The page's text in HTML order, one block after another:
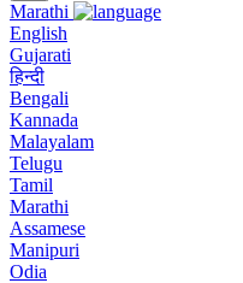
Marathi
English
Gujarati
हिन्दी
Bengali
Kannada
Malayalam
Telugu
Tamil
Marathi
Assamese
Manipuri
Odia